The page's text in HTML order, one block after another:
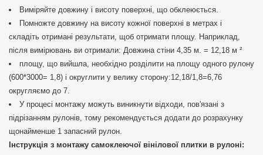
Виміряйте довжину і висоту поверхні, що обклеюється.
Помножте довжину на висоту кожної поверхні в метрах і
складіть отримані результати, щоб отримати площу. Наприклад,
після вимірювань ви отримали: Довжина стіни 4,35 м. = 12,18 м ²
площу, що вийшла, необхідно розділити на площу одного рулону
(600*3000= 1,8) і округлити у велику сторону:12,18/1,8=6,76
округляємо до 7.
У процесі монтажу можуть виникнути відходи, пов'язані з
підрізанням рулонів, тому рекомендується додати до розрахунку
щонайменше 1 запасний рулон.
Інструкція з монтажу самоклеючої вінілової плитки в рулоні: